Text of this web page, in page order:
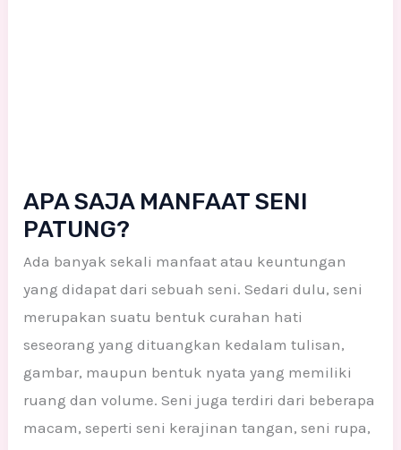
APA SAJA MANFAAT SENI
PATUNG?
Ada banyak sekali manfaat atau keuntungan
yang didapat dari sebuah seni. Sedari dulu, seni
merupakan suatu bentuk curahan hati
seseorang yang dituangkan kedalam tulisan,
gambar, maupun bentuk nyata yang memiliki
ruang dan volume. Seni juga terdiri dari beberapa
macam, seperti seni kerajinan tangan, seni rupa,